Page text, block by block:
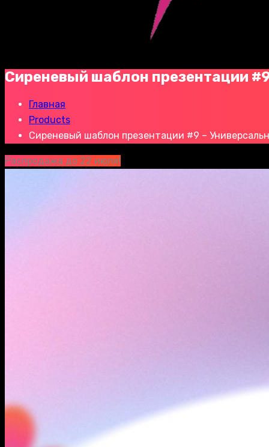
Сиреневый шаблон презентации
Главная
Products
Сиреневый шаблон презентации #9 –
Распродажа до 22 июля!